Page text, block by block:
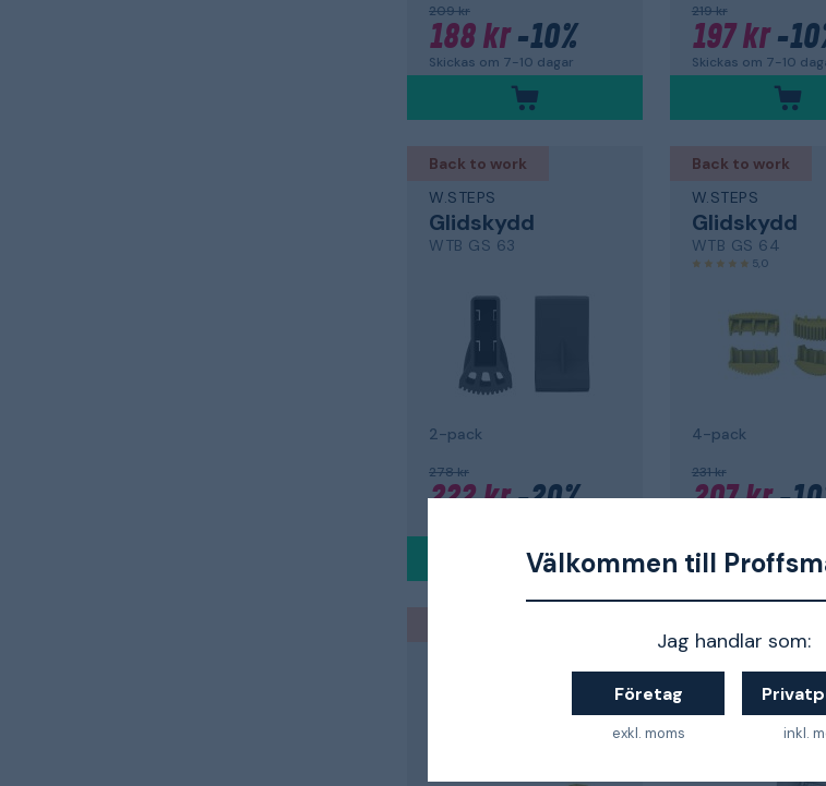
Välkommen till
Jag handlar som:
Företag
exkl. moms inkl.
209 kr
188 kr-10%
Skickas om 7-10 dagar
219 kr
197 kr-
Skickas om 7-10
Back to work
W.STEPS
Glidskydd
WTB GS 63
2-pack
278 kr
222 kr-20%
Back to work
W.STEPS
Glidskydd
WTB GS 64
5,0
4-pack
231 kr
207 kr-
Golvfäste